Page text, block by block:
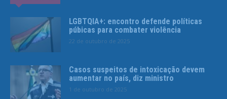
LGBTQIA+: encontro defende políticas
púbicas para combater violência
22 de outubro de 2025
Casos suspeitos de intoxicação devem
aumentar no país, diz ministro
1 de outubro de 2025